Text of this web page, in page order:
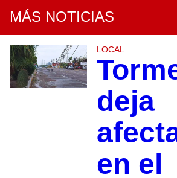
MÁS NOTICIAS
LOCAL
deja
en el